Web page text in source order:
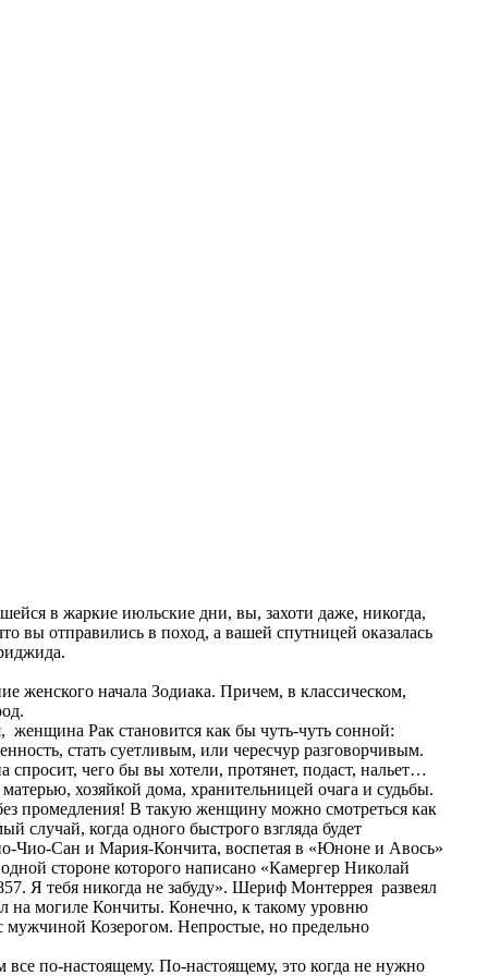
в жаркие июльские дни, вы, захоти даже, никогда,
вы отправились в поход, а вашей спутницей оказалась
женского начала Зодиака. Причем, в классическом,
Рак становится как бы чуть-чуть сонной:
стать суетливым, или чересчур разговорчивым.
чего бы вы хотели, протянет, подаст, нальет…
хозяйкой дома, хранительницей очага и судьбы.
промедления! В такую женщину можно смотреться как
случай, когда одного быстрого взгляда будет
Чио-Сан и Мария-Кончита, воспетая в «Юноне и Авось»
стороне которого написано «Камергер Николай
Я тебя никогда не забуду». Шериф Монтеррея развеял
на могиле Кончиты. Конечно, к такому уровню
Козерогом. Непростые, но предельно
по-настоящему. По-настоящему, это когда не нужно